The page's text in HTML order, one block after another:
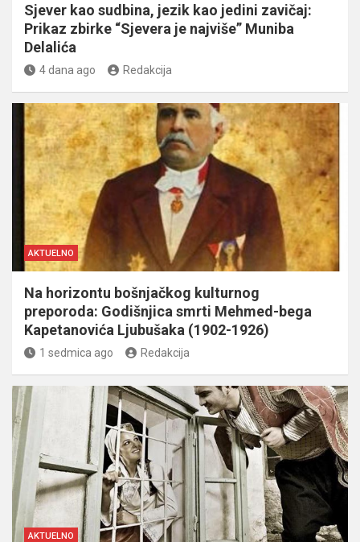
Sjever kao sudbina, jezik kao jedini zavičaj:
Prikaz zbirke “Sjevera je najviše” Muniba
Delalića
4 dana ago Redakcija
AKTUELNO
Na horizontu bošnjačkog kulturnog
preporoda: Godišnjica smrti Mehmed-bega
Kapetanovića Ljubušaka (1902-1926)
1 sedmica ago Redakcija
AKTUELNO